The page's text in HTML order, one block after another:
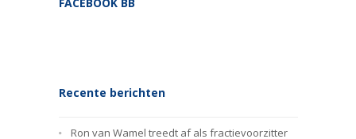
Recente berichten
Ron van Wamel treedt af als fractievoorzitter